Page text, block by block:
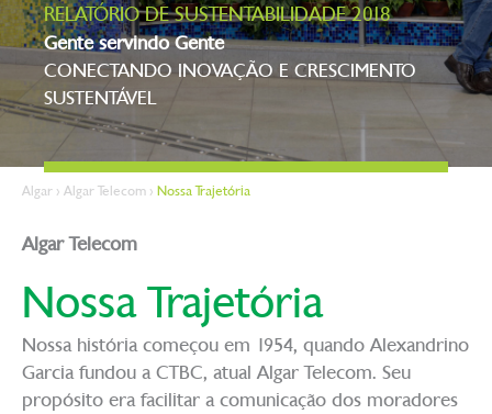
RELATÓRIO DE SUSTENTABILIDADE 2018
Gente servindo Gente
CONECTANDO INOVAÇÃO E CRESCIMENTO
SUSTENTÁVEL
Algar > Algar Telecom > Nossa Trajetória
Algar Telecom
Nossa Trajetória
Nossa história começou em 1954, quando Alexandrino
Garcia fundou a CTBC, atual Algar Telecom. Seu
propósito era facilitar a comunicação dos moradores